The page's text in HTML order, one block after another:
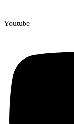
Youtube